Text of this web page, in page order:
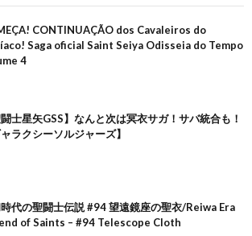
CONTINUAÇÃO dos Cavaleiros do
Saga oficial Saint Seiya Odisseia do Tempo
4
闘士星矢GSS】なんと次は冥衣サガ！サバ統合も！
ャラクシーソルジャーズ】
代の聖闘士伝説 #94 望遠鏡座の聖衣/Reiwa Era
of Saints – #94 Telescope Cloth